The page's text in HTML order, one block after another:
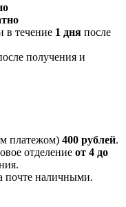
в течение 1 дня после
получения и
платежом) 400 рублей.
отделение от 4 до
почте наличными.